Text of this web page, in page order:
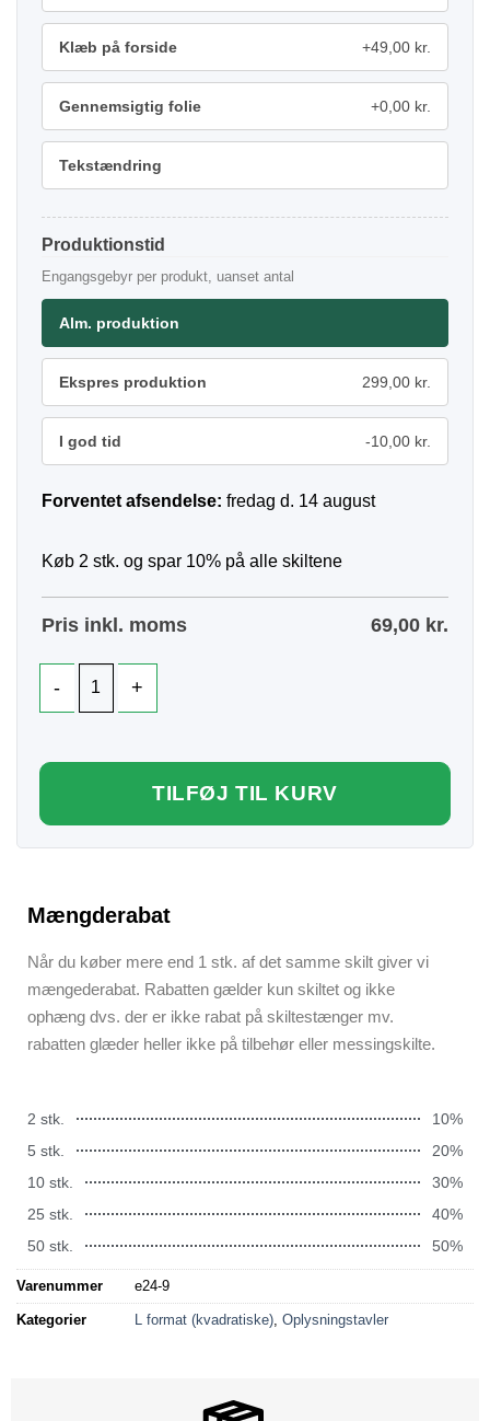
Klæb på forside +49,00 kr.
Gennemsigtig folie +0,00 kr.
Tekstændring
Produktionstid
Engangsgebyr per produkt, uanset antal
Alm. produktion
Ekspres produktion 299,00 kr.
I god tid -10,00 kr.
Forventet afsendelse: fredag d. 14 august
Køb 2 stk. og spar 10% på alle skiltene
Pris inkl. moms 69,00 kr.
TILFØJ TIL KURV
Mængderabat
Når du køber mere end 1 stk. af det samme skilt giver vi
mængederabat. Rabatten gælder kun skiltet og ikke
ophæng dvs. der er ikke rabat på skiltestænger mv.
rabatten glæder heller ikke på tilbehør eller messingskilte.
2 stk.
10%
5 stk.
20%
10 stk.
30%
25 stk.
40%
50 stk.
50%
Varenummer e24-9
Kategorier L format (kvadratiske), Oplysningstavler